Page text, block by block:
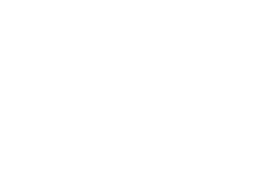
contato@intrio.com.br